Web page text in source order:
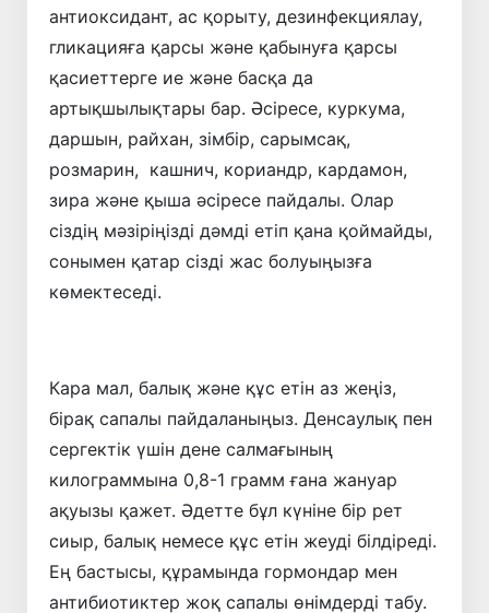
антиоксидант, ас қорыту, дезинфекциялау,
гликацияға қарсы және қабынуға қарсы
қасиеттерге ие және басқа да
артықшылықтары бар. Әсіресе, куркума,
даршын, райхан, зімбір, сарымсақ,
розмарин, кашнич, кориандр, кардамон,
зира және қыша әсіресе пайдалы. Олар
сіздің мәзіріңізді дәмді етіп қана қоймайды,
сонымен қатар сізді жас болуыңызға
көмектеседі.
Кара мал, балық және құс етін аз жеңіз,
бірақ сапалы пайдаланыңыз. Денсаулық пен
сергектік үшін дене салмағының
килограммына 0,8-1 грамм ғана жануар
ақуызы қажет. Әдетте бұл күніне бір рет
сиыр, балық немесе құс етін жеуді білдіреді.
Ең бастысы, құрамында гормондар мен
антибиотиктер жоқ сапалы өнімдерді табу.